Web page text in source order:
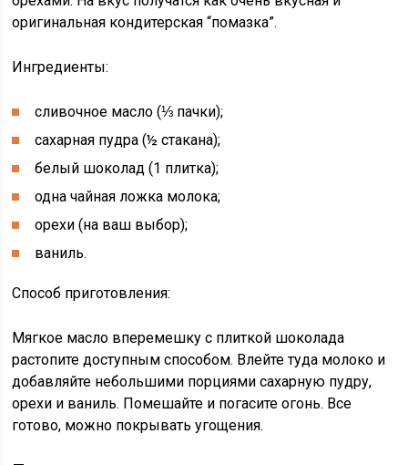
оригинальная кондитерская “помазка”.
Ингредиенты:
сливочное масло (⅓ пачки);
сахарная пудра (½ стакана);
белый шоколад (1 плитка);
одна чайная ложка молока;
орехи (на ваш выбор);
ваниль.
Способ приготовления:
Мягкое масло вперемешку с плиткой шоколада
растопите доступным способом. Влейте туда молоко и
добавляйте небольшими порциями сахарную пудру,
орехи и ваниль. Помешайте и погасите огонь. Все
готово, можно покрывать угощения.